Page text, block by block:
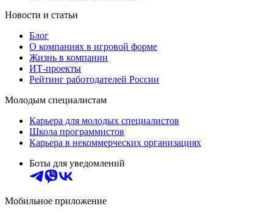
Новости и статьи
Блог
О компаниях в игровой форме
Жизнь в компании
ИТ-проекты
Рейтинг работодателей России
Молодым специалистам
Карьера для молодых специалистов
Школа программистов
Карьера в некоммерческих организациях
Боты для уведомлений
Мобильное приложение